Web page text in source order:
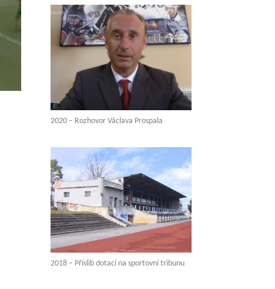
2020 – Rozhovor Václava Prospala
2018 – Příslib dotací na sportovní tribunu